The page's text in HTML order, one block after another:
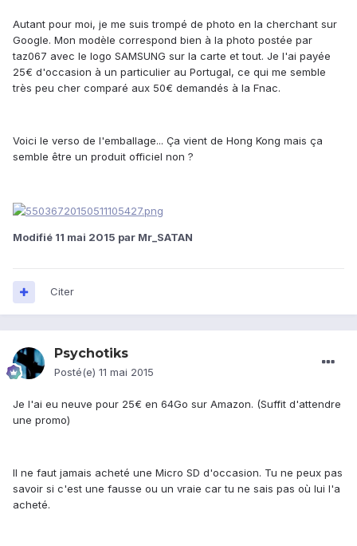
Autant pour moi, je me suis trompé de photo en la cherchant sur
Google. Mon modèle correspond bien à la photo postée par
taz067 avec le logo SAMSUNG sur la carte et tout. Je l'ai payée
25€ d'occasion à un particulier au Portugal, ce qui me semble
très peu cher comparé aux 50€ demandés à la Fnac.
Voici le verso de l'emballage... Ça vient de Hong Kong mais ça
semble être un produit officiel non ?
Modifié 11 mai 2015 par Mr_SATAN
Citer
Psychotiks
Posté(e) 11 mai 2015
Je l'ai eu neuve pour 25€ en 64Go sur Amazon. (Suffit d'attendre
une promo)
Il ne faut jamais acheté une Micro SD d'occasion. Tu ne peux pas
savoir si c'est une fausse ou un vraie car tu ne sais pas où lui l'a
acheté.